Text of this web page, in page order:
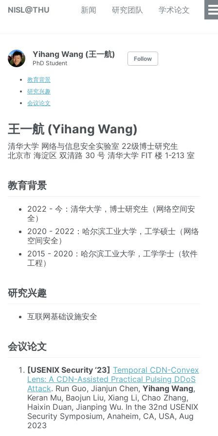
NISL@THU 新闻 研究团队 学术论文
Yihang Wang (王一航)
PhD Student
Follow
教育背景
研究兴趣
会议论文
王一航 (Yihang Wang)
清华大学 网络与信息安全实验室 22级博士研究生
北京市 海淀区 双清路 30 号 清华大学 FIT 楼 1-213 室
教育背景
2022 - 今：清华大学，博士研究生（网络空间安
全）
2020 - 2022：哈尔滨工业大学，工学硕士（网络
空间安全）
2015 - 2020：哈尔滨工业大学，工学学士（软件
工程）
研究兴趣
互联网基础设施安全
会议论文
[USENIX Security ‘23] Temporal CDN-Convex
Lens: A CDN-Assisted Practical Pulsing DDoS
Attack. Run Guo, Jianjun Chen, Yihang Wang,
Keran Mu, Baojun Liu, Xiang Li, Chao Zhang,
Haixin Duan, Jianping Wu. In the 32nd USENIX
Security Symposium, Anaheim, CA, USA, Aug
2023